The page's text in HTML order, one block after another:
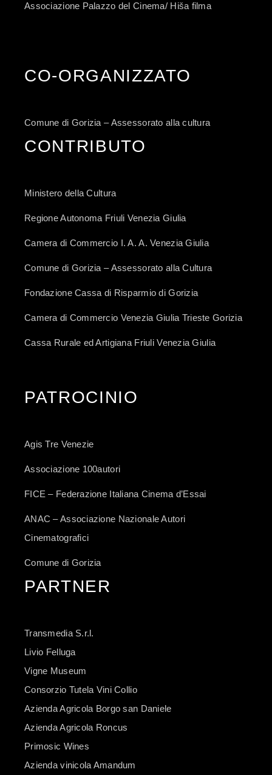
Associazione Palazzo del Cinema/ Hiša filma
CO-ORGANIZZATO
Comune di Gorizia – Assessorato alla cultura
CONTRIBUTO
Ministero della Cultura
Regione Autonoma Friuli Venezia Giulia
Camera di Commercio I. A. A. Venezia Giulia
Comune di Gorizia – Assessorato alla Cultura
Fondazione Cassa di Risparmio di Gorizia
Camera di Commercio Venezia Giulia Trieste Gorizia
Cassa Rurale ed Artigiana Friuli Venezia Giulia
PATROCINIO
Agis Tre Venezie
Associazione 100autori
FICE – Federazione Italiana Cinema d’Essai
ANAC – Associazione Nazionale Autori
Cinematografici
Comune di Gorizia
PARTNER
Transmedia S.r.l.
Livio Felluga
Vigne Museum
Consorzio Tutela Vini Collio
Azienda Agricola Borgo san Daniele
Azienda Agricola Roncus
Primosic Wines
Azienda vinicola Amandum